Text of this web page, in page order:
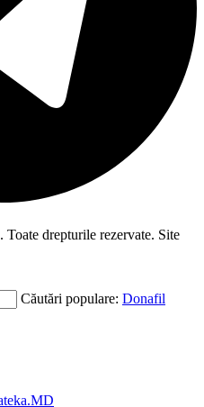
. Toate drepturile rezervate. Site
Căutări populare: Donafil